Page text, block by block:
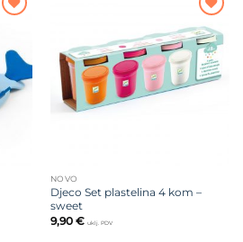
želja
Dodajte
na listu
želja
NOVO
Djeco Set plastelina 4 kom –
sweet
9,90 € uklj. PDV